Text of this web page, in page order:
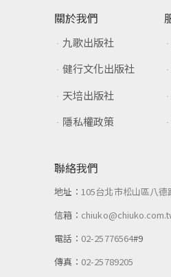
關於我們
九歌出版社
健行文化出版社
天培出版社
隱私權政策
聯絡我們
地址：105台北市松山區八
信箱：
電話： 02-25776564#9
傳真： 02-25789205